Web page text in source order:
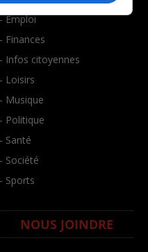
- Emploi
- Finances
- Infos citoyennes
- Loisirs
- Musique
- Politique
- Santé
- Société
- Sports
NOUS JOINDRE